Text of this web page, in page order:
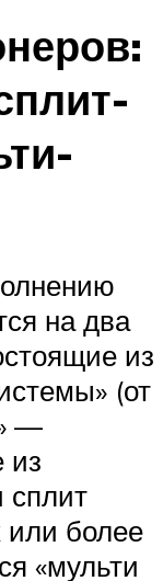
на два
из
(от
—
из
сплит
или более
«мульти